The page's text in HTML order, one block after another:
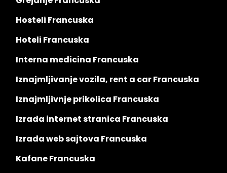
Hosteli Francuska
Hoteli Francuska
Interna medicina Francuska
Iznajmljivanje vozila, rent a car Francuska
Iznajmljivnje prikolica Francuska
Izrada internet stranica Francuska
Izrada web sajtova Francuska
Kafane Francuska